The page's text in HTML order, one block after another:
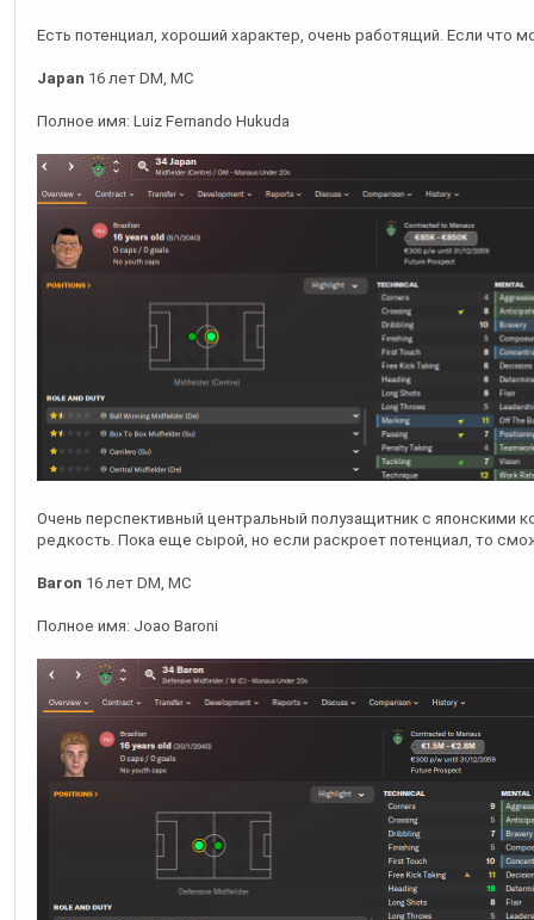
Полное имя: Luiz Fernando Hukuda
Очень перспективный центральный полузащитник с японскими
редкость. Пока еще сырой, но если раскроет потенциал, то
Полное имя: Joao Baroni